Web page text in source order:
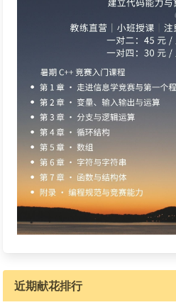
近期献花排行